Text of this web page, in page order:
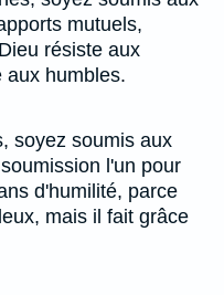
mutuels,
résiste aux
aux humbles.
soyez soumis aux
l'un pour
d'humilité, parce
mais il fait grâce